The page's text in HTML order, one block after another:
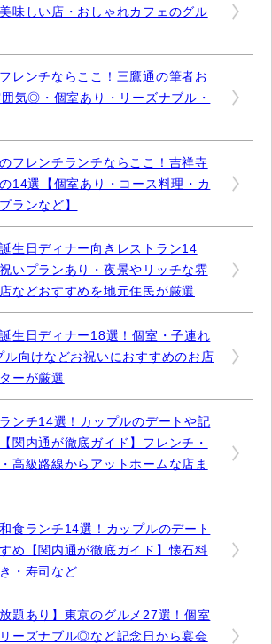
味しい店・おしゃれカフェのグル
レンチならここ！三鷹通の筆者お
気◎・個室あり・リーズナブル・
フレンチランチならここ！吉祥寺
14選【個室あり・コース料理・カ
ランなど】
生日ディナー向きレストラン14
いプランあり・夜景やリッチな雰
などおすすめを地元住民が厳選
生日ディナー18選！個室・子連れ
ル向けなどお祝いにおすすめのお店
ーが厳選
ンチ14選！カップルのデートや記
関内通が徹底ガイド】フレンチ・
高級路線からアットホームな店ま
食ランチ14選！カップルのデート
め【関内通が徹底ガイド】懐石料
・寿司など
題あり】東京のグルメ27選！個室
ーズナブル◎など記念日から宴会